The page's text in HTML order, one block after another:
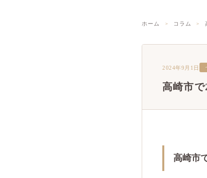
ホーム コラム
2024年9月1日
高崎市
高崎市